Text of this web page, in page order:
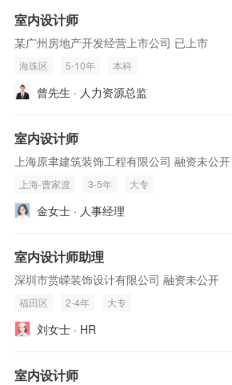
室内设计师
某广州房地产开发经营上市公司 已上市
海珠区 5-10年 本科
曾先生 · 人力资源总监
室内设计师
上海原聿建筑装饰工程有限公司 融资未公开
上海-曹家渡 3-5年 大专
金女士 · 人事经理
室内设计师助理
深圳市赏嵘装饰设计有限公司 融资未公开
福田区 2-4年 大专
刘女士 · HR
室内设计师